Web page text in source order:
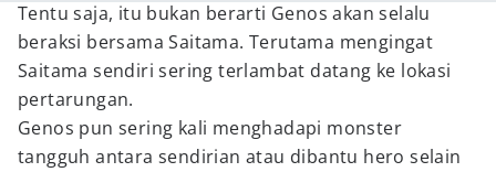
Tentu saja, itu bukan berarti Genos akan selalu
beraksi bersama Saitama. Terutama mengingat
Saitama sendiri sering terlambat datang ke lokasi
pertarungan.
Genos pun sering kali menghadapi monster
tangguh antara sendirian atau dibantu hero selain